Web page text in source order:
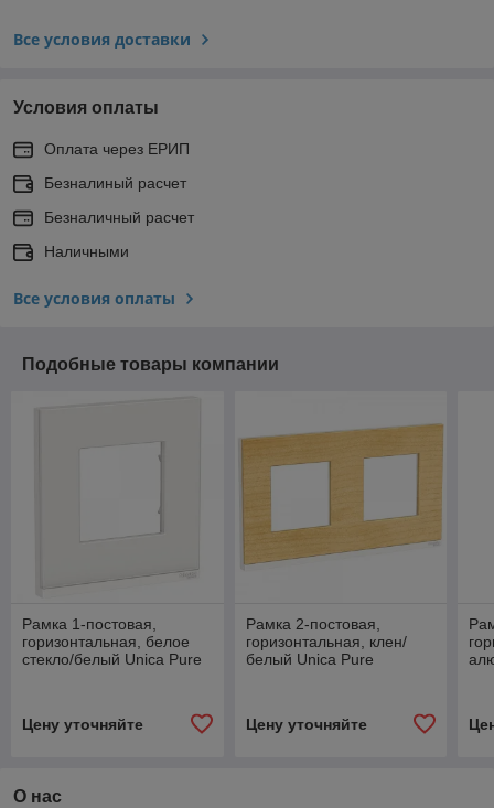
Все условия доставки
Условия оплаты
Оплата через ЕРИП
Безналиный расчет
Безналичный расчет
Наличными
Все условия оплаты
Подобные товары компании
Рамка 1-постовая,
горизонтальная, белое
стекло/белый Unica Pure
Цену уточняйте
Рамка 2-постовая,
горизонтальная, клен/
белый Unica Pure
Цену уточняйте
О нас